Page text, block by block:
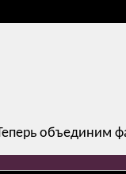
объединим